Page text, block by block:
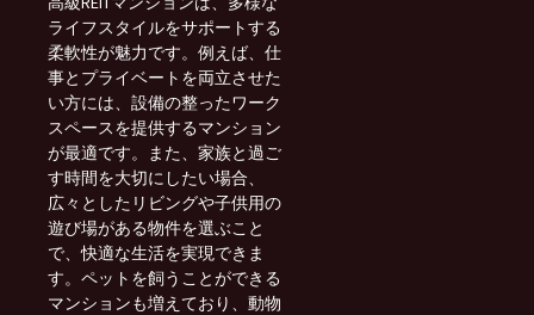
ライフスタイルをサポートする
柔軟性が魅力です。例えば、仕
事とプライベートを両立させた
い方には、設備の整ったワーク
スペースを提供するマンション
が最適です。また、家族と過ご
す時間を大切にしたい場合、
広々としたリビングや子供用の
遊び場がある物件を選ぶこと
で、快適な生活を実現できま
す。ペットを飼うことができる
マンションも増えており、動物